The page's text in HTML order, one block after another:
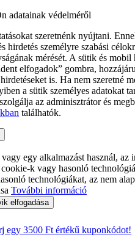
adatainak védelméről
szeretnénk nyújtani.
hirdetés személyre szabási
mérését. A sütik és
elfogadok” gombra,
is. Ha nem szeretné
a sütik személyes adatokat
az adminisztrátor és
találhatók.
egy alkalmazást használ,
k vagy hasonló
technológiákat, az nem
További információ
elfogadása
egy 3500 Ft értékű kuponkódot!